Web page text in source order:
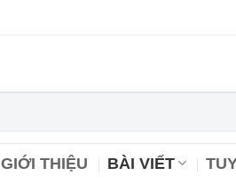
GIỚI THIỆU BÀI VIẾT